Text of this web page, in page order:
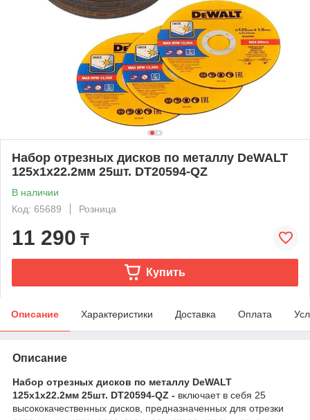
Набор отрезных дисков по металлу DeWALT
125х1х22.2мм 25шт. DT20594-QZ
В наличии
Код: 65689
Розница
11 290 ₸
Купить
Описание Характеристики Доставка Оплата
Описание
Набор отрезных дисков по металлу DeWALT
125х1х22.2мм 25шт. DT20594-QZ​ - включает в себя 25
высококачественных дисков, предназначенных для отрезки